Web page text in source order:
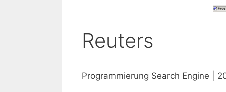
Reuters
Programmierung Search Engine |